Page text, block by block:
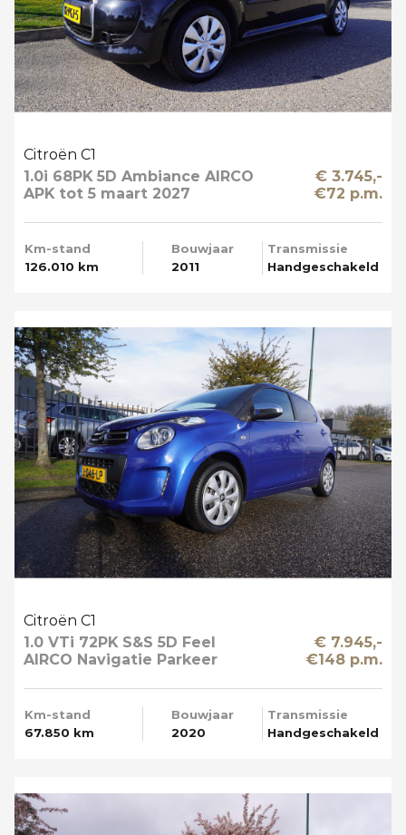
Citroën C1
1.0i 68PK 5D Ambiance AIRCO
APK tot 5 maart 2027
€ 3.745,-
€72 p.m.
Km-stand
126.010 km
Bouwjaar
2011
Transmissie
Handgeschakeld
Citroën C1
1.0 VTi 72PK S&S 5D Feel
AIRCO Navigatie Parkeer
€ 7.945,-
€148 p.m.
Km-stand
67.850 km
Bouwjaar
2020
Transmissie
Handgeschakeld